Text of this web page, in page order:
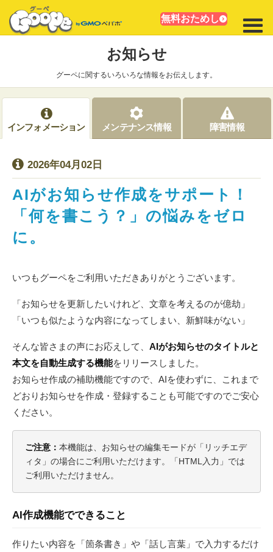
無料おためし
お知らせ
グーペに関するいろいろな情報をお伝えします。
インフォメーション メンテナンス情報 障害情報
2026年04月02日
AIがお知らせ作成をサポート！
「何を書こう？」の悩みをゼロ
に。
いつもグーペをご利用いただきありがとうございます。
「お知らせを更新したいけれど、文章を考えるのが億劫」
「いつも似たような内容になってしまい、新鮮味がない」
そんな皆さまの声にお応えして、 AIがお知らせのタイトルと
本文を自動生成する機能をリリースしました。
お知らせ作成の補助機能ですので、AIを使わずに、これまで
どおりお知らせを作成・登録することも可能ですのでご安心
ください。
ご注意： 本機能は、お知らせの編集モードが「リッチエデ
ィタ」の場合にご利用いただけます。「HTML入力」では
ご利用いただけません。
AI作成機能でできること
作りたい内容を「箇条書き」や「話し言葉」で入力するだけ